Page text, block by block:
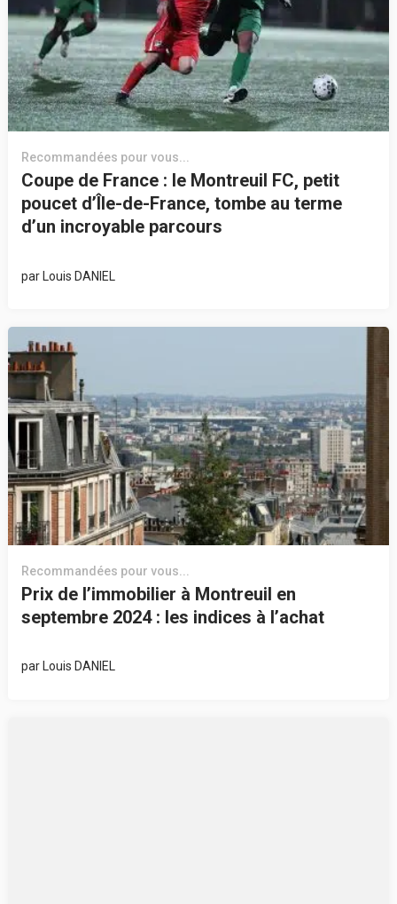
Recommandées pour vous...
Coupe de France : le Montreuil FC, petit
poucet d’Île-de-France, tombe au terme
d’un incroyable parcours
par Louis DANIEL
Recommandées pour vous...
Prix de l’immobilier à Montreuil en
septembre 2024 : les indices à l’achat
par Louis DANIEL